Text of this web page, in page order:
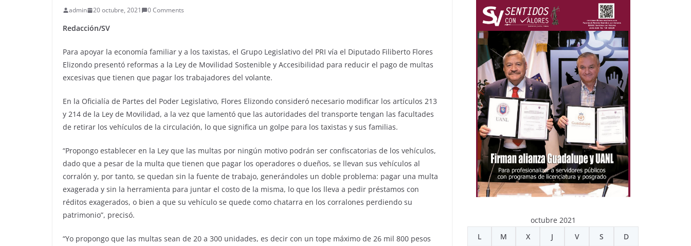
admin 20 octubre, 2021 0 Comments
Redacción/SV
Para apoyar la economía familiar y a los taxistas, el Grupo Legislativo del PRI vía el Diputado Filiberto Flores
Elizondo presentó reformas a la Ley de Movilidad Sostenible y Accesibilidad para reducir el pago de multas
excesivas que tienen que pagar los trabajadores del volante.
En la Oficialía de Partes del Poder Legislativo, Flores Elizondo consideró necesario modificar los artículos 213
y 214 de la Ley de Movilidad, a la vez que lamentó que las autoridades del transporte tengan las facultades
de retirar los vehículos de la circulación, lo que significa un golpe para los taxistas y sus familias.
“Propongo establecer en la Ley que las multas por ningún motivo podrán ser confiscatorias de los vehículos,
dado que a pesar de la multa que tienen que pagar los operadores o dueños, se llevan sus vehículos al
corralón y, por tanto, se quedan sin la fuente de trabajo, generándoles un doble problema: pagar una multa
exagerada y sin la herramienta para juntar el costo de la misma, lo que los lleva a pedir préstamos con
réditos exagerados, o bien a que su vehículo se quede como chatarra en los corralones perdiendo su
patrimonio”, precisó.
“Yo propongo que las multas sean de 20 a 300 unidades, es decir con un tope máximo de 26 mil 800 pesos
octubre 2021
L
M X J V S D